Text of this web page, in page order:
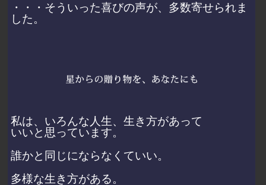
・・・そういった喜びの声が、多数寄せられま
した。
私は、いろんな人生、生き方があって
いいと思っています。
誰かと同じにならなくていい。
多様な生き方がある。